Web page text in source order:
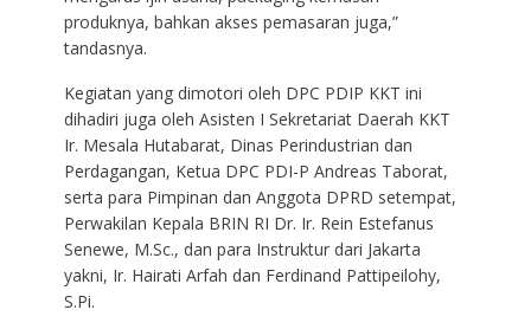
produknya, bahkan akses pemasaran juga,”
tandasnya.
Kegiatan yang dimotori oleh DPC PDIP KKT ini
dihadiri juga oleh Asisten I Sekretariat Daerah KKT
Ir. Mesala Hutabarat, Dinas Perindustrian dan
Perdagangan, Ketua DPC PDI-P Andreas Taborat,
serta para Pimpinan dan Anggota DPRD setempat,
Perwakilan Kepala BRIN RI Dr. Ir. Rein Estefanus
Senewe, M.Sc., dan para Instruktur dari Jakarta
yakni, Ir. Hairati Arfah dan Ferdinand Pattipeilohy,
S.Pi.